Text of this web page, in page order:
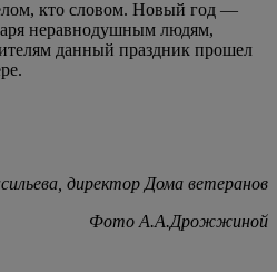
кто словом. Новый год —
неравнодушным людям,
данный праздник прошел
директор Дома ветеранов
Фото А.А.Дрожжиной